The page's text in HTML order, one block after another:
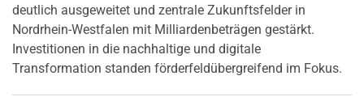
deutlich ausgeweitet und zentrale Zukunftsfelder in
Nordrhein-Westfalen mit Milliardenbeträgen gestärkt.
Investitionen in die nachhaltige und digitale
Transformation standen förderfeldübergreifend im Fokus.